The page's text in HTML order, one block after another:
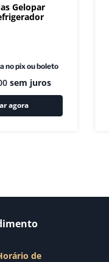
Gelopar
no pix ou boleto
sem juros
agora
de